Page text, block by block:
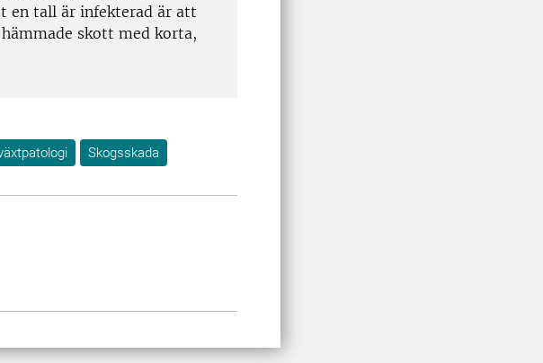
en tall är infekterad är att
skott med korta,
Skogsskada